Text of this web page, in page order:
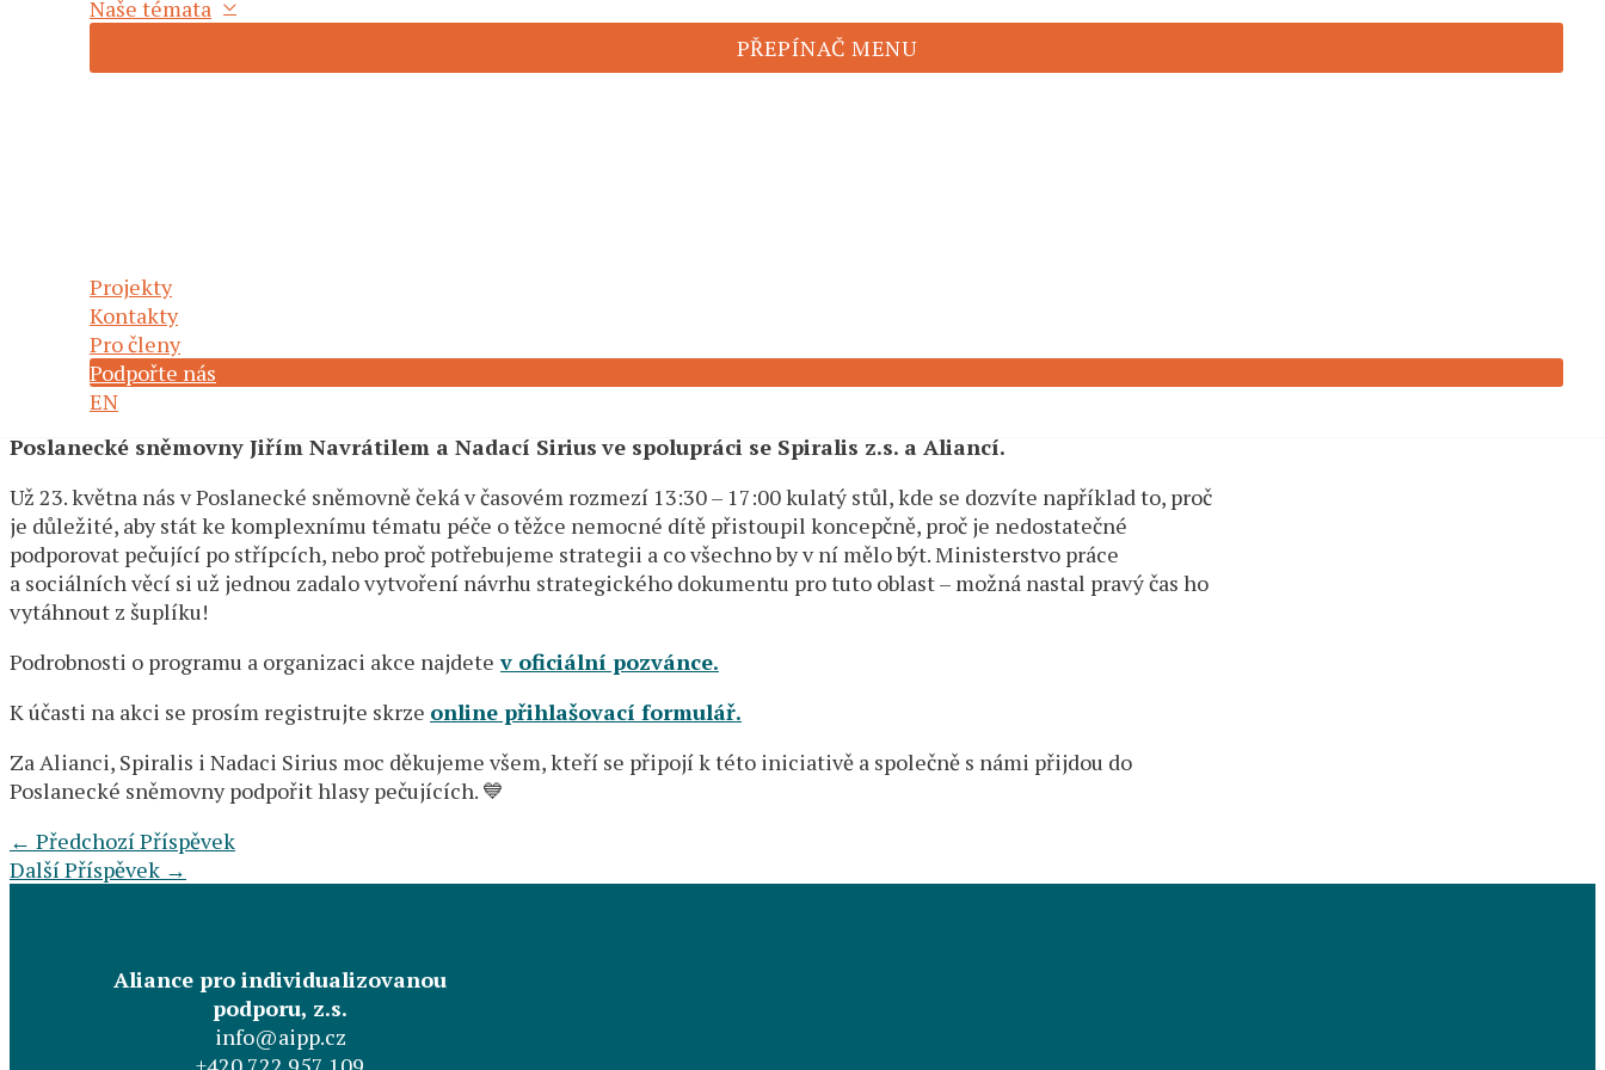
Naše témata
PŘEPÍNAČ MENU
Projekty
Kontakty
Pro členy
Podpořte nás
EN
Zveme vás na první ze série kulatých stolů pořádaných poslancem a členem Výboru pro sociální politiku
Poslanecké sněmovny Jiřím Navrátilem a Nadací Sirius ve spolupráci se Spiralis z.s. a Aliancí.
Už 23. května nás v Poslanecké sněmovně čeká v časovém rozmezí 13:30 – 17:00 kulatý stůl, kde se dozvíte například to, proč
je důležité, aby stát ke komplexnímu tématu péče o těžce nemocné dítě přistoupil koncepčně, proč je nedostatečné
podporovat pečující po střípcích, nebo proč potřebujeme strategii a co všechno by v ní mělo být. Ministerstvo práce
a sociálních věcí si už jednou zadalo vytvoření návrhu strategického dokumentu pro tuto oblast – možná nastal pravý čas ho
vytáhnout z šuplíku!
Podrobnosti o programu a organizaci akce najdete v oficiální pozvánce.
K účasti na akci se prosím registrujte skrze online přihlašovací formulář.
Za Alianci, Spiralis i Nadaci Sirius moc děkujeme všem, kteří se připojí k této iniciativě a společně s námi přijdou do
Poslanecké sněmovny podpořit hlasy pečujících. 💙
← Předchozí Příspěvek
Další Příspěvek →
Aliance pro individualizovanou
podporu, z.s.
info@aipp.cz